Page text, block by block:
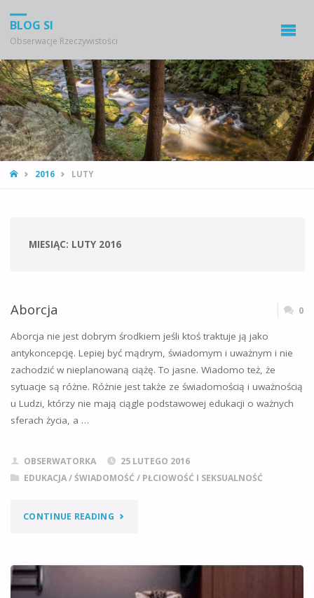
BLOG SI
Obserwacje Rzeczywistości
STRONA
2016 LUTY
MIESIĄC: LUTY 2016
Aborcja 0
Aborcja nie jest dobrym środkiem jeśli ktoś traktuje ją jako
antykoncepcję. Lepiej być mądrym, świadomym i uważnym i nie
zachodzić w nieplanowaną ciążę. To jasne. Wiadomo też, że
sytuacje są różne. Różnie jest także ze świadomością i uważnością
u Ludzi, którzy nie mają ciągle podstawowej edukacji o ważnych
sferach życia, a …
OBSERWATORKA
25 LUTEGO 2016
EDUKACJA / ŚWIADOMOŚĆ / PŁCIOWOŚĆ I SEKSUALNOŚĆ
CONTINUE READING"ABORCJA"